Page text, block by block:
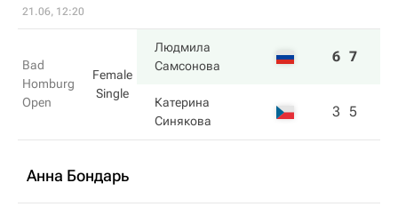
21.06, 12:20
Bad
Homburg
Open
Female
Single
Людмила
Самсонова
6 7
Катерина
Синякова
3 5
Анна Бондарь